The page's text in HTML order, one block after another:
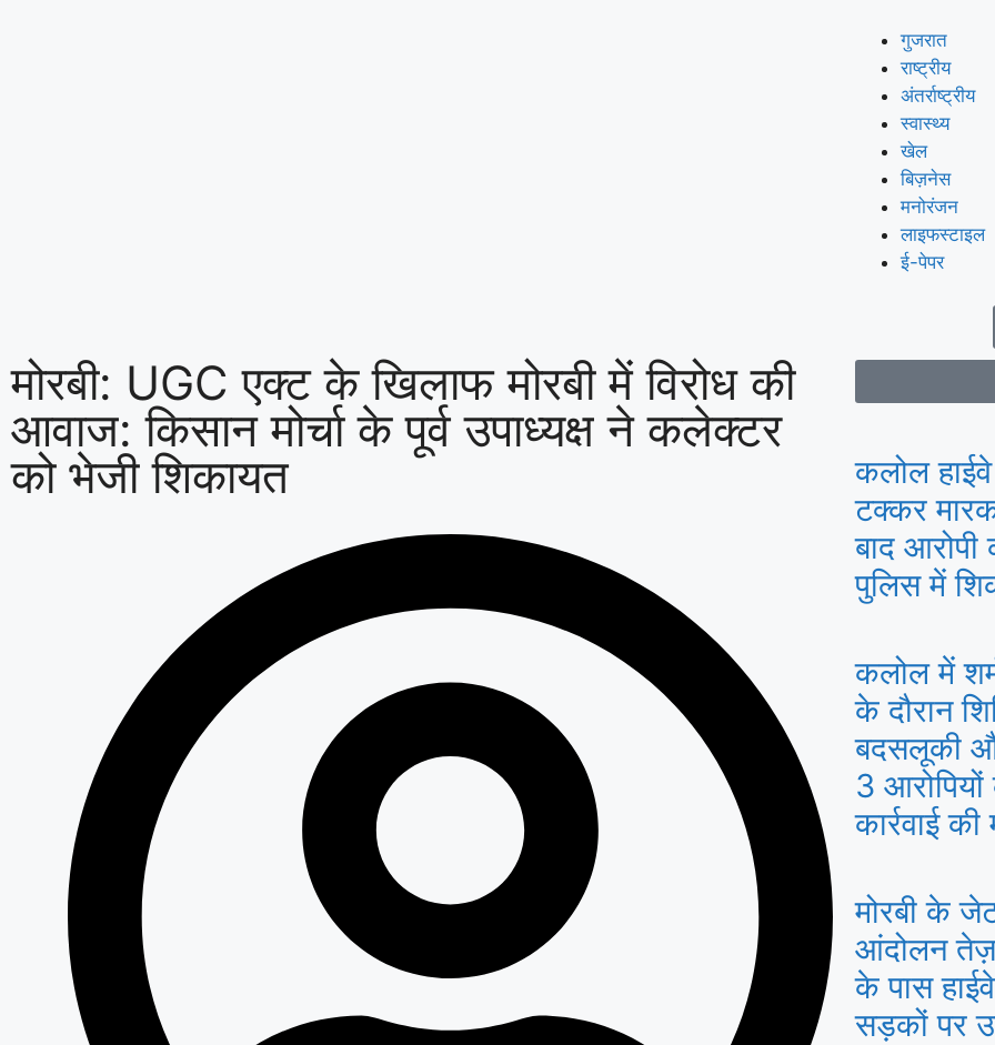
गुजरात
राष्ट्रीय
अंतर्राष्ट्रीय
स्वास्थ्य
खेल
बिज़नेस
मनोरंजन
लाइफस्टाइल
ई-पेपर
मोरबी: UGC एक्ट के खिलाफ मोरबी में विरोध की
आवाज: किसान मोर्चा के पूर्व उपाध्यक्ष ने कलेक्टर
को भेजी शिकायत
कलोल
टक्कर
बाद आरोपी
पुलिस में
कलोल में
के दौरान
बदसलूकी
3
कार्रवाई की
मोरबी के
आंदोलन तेज़:
के पास
सड़कों पर